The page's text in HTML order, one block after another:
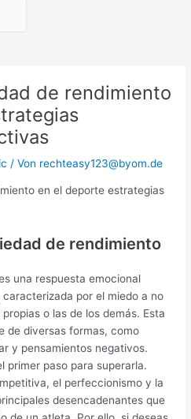
de rendimiento
/ Von rechteasy123@byom.de
en el deporte estrategias
de rendimiento
una respuesta emocional
por el miedo a no
o las de los demás. Esta
de diversas formas, como
y pensamientos negativos.
primer paso para superarla.
el perfeccionismo y la
desencadenantes que